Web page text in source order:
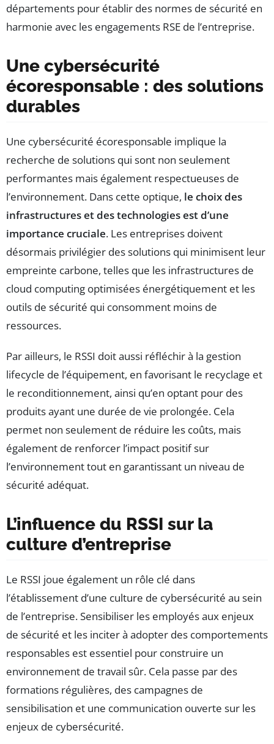
départements pour établir des normes de sécurité en
harmonie avec les engagements RSE de l’entreprise.
Une cybersécurité
écoresponsable : des solutions
durables
Une cybersécurité écoresponsable implique la
recherche de solutions qui sont non seulement
performantes mais également respectueuses de
l’environnement. Dans cette optique, le choix des
infrastructures et des technologies est d’une
importance cruciale. Les entreprises doivent
désormais privilégier des solutions qui minimisent leur
empreinte carbone, telles que les infrastructures de
cloud computing optimisées énergétiquement et les
outils de sécurité qui consomment moins de
ressources.
Par ailleurs, le RSSI doit aussi réfléchir à la gestion
lifecycle de l’équipement, en favorisant le recyclage et
le reconditionnement, ainsi qu’en optant pour des
produits ayant une durée de vie prolongée. Cela
permet non seulement de réduire les coûts, mais
également de renforcer l’impact positif sur
l’environnement tout en garantissant un niveau de
sécurité adéquat.
L’influence du RSSI sur la
culture d’entreprise
Le RSSI joue également un rôle clé dans
l’établissement d’une culture de cybersécurité au sein
de l’entreprise. Sensibiliser les employés aux enjeux
de sécurité et les inciter à adopter des comportements
responsables est essentiel pour construire un
environnement de travail sûr. Cela passe par des
formations régulières, des campagnes de
sensibilisation et une communication ouverte sur les
enjeux de cybersécurité.